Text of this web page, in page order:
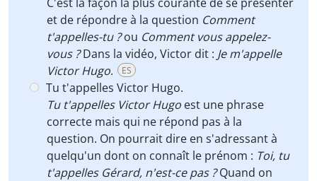
et de répondre à la question Comment
t'appelles-tu ?ou Comment vous appelez-
vous ?Dans la vidéo, Victor dit : Je m'appelle
Victor Hugo. ES
Tu t'appelles Victor Hugo.
Tu t'appelles Victor Hugo est une phrase
correcte mais qui ne répond pas à la
question. On pourrait dire en s'adressant à
quelqu'un dont on connaît le prénom : Toi, tu
t'appelles Gérard, n'est-ce pas ?Quand on